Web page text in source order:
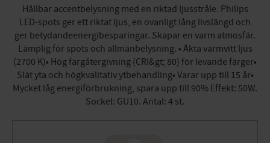
Hållbar accentbelysning med en riktad ljusstråle. Philips
LED-spots ger ett riktat ljus, en ovanligt lång livslängd och
ger betydandeenergibesparingar. Skapar en varm atmosfär.
Lämplig för spots och allmänbelysning. • Äkta varmvitt ljus
(2700 K)• Hög färgåtergivning (CRI&gt; 80) för levande färger•
Slät yta och högkvalitativ ytbehandling• Varar upp till 15 år•
Mycket låg energiförbrukning, spara upp till 90% Effekt: 50W.
Sockel: GU10. Antal: 4 st.